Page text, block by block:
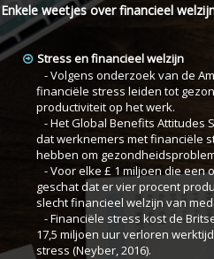
Enkele weetjes over financieel
Stress en financieel welzijn
- Volgens onderzoek van de
financiële stress leiden tot
productiviteit op het werk.
- Het Global Benefits Attitudes
dat werknemers met financiële
hebben om
- Voor elke £ 1 miljoen die
geschat dat er vier procent
slecht financieel welzijn van
- Financiële stress kost de
17,5 miljoen uur verloren
stress (Neyber, 2016).